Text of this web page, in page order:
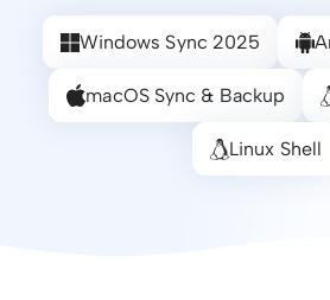
Windows Sync 2025
macOS Sync & Backup
Linux Shell